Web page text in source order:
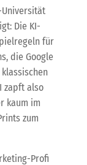
Die KI-
für
die Google
zapft also
kaum im
zum
Profi